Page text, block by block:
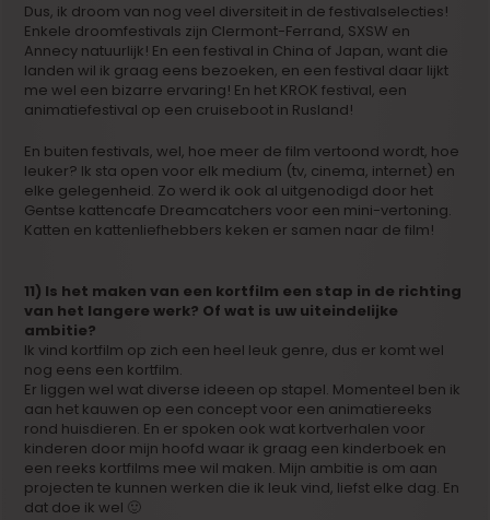
Dus, ik droom van nog veel diversiteit in de festivalselecties!
Enkele droomfestivals zijn Clermont-Ferrand, SXSW en
Annecy natuurlijk! En een festival in China of Japan, want die
landen wil ik graag eens bezoeken, en een festival daar lijkt
me wel een bizarre ervaring! En het KROK festival, een
animatiefestival op een cruiseboot in Rusland!
En buiten festivals, wel, hoe meer de film vertoond wordt, hoe
leuker? Ik sta open voor elk medium (tv, cinema, internet) en
elke gelegenheid. Zo werd ik ook al uitgenodigd door het
Gentse kattencafe Dreamcatchers voor een mini-vertoning.
Katten en kattenliefhebbers keken er samen naar de film!
11) Is het maken van een kortfilm een stap in de richting
van het langere werk? Of wat is uw uiteindelijke
ambitie?
Ik vind kortfilm op zich een heel leuk genre, dus er komt wel
nog eens een kortfilm.
Er liggen wel wat diverse ideeen op stapel. Momenteel ben ik
aan het kauwen op een concept voor een animatiereeks
rond huisdieren. En er spoken ook wat kortverhalen voor
kinderen door mijn hoofd waar ik graag een kinderboek en
een reeks kortfilms mee wil maken. Mijn ambitie is om aan
projecten te kunnen werken die ik leuk vind, liefst elke dag. En
dat doe ik wel 🙂